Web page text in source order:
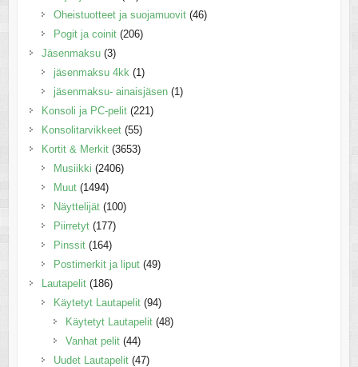
Oheistuotteet ja suojamuovit (46)
Pogit ja coinit (206)
Jäsenmaksu (3)
jäsenmaksu 4kk (1)
jäsenmaksu- ainaisjäsen (1)
Konsoli ja PC-pelit (221)
Konsolitarvikkeet (55)
Kortit & Merkit (3653)
Musiikki (2406)
Muut (1494)
Näyttelijät (100)
Piirretyt (177)
Pinssit (164)
Postimerkit ja liput (49)
Lautapelit (186)
Käytetyt Lautapelit (94)
Käytetyt Lautapelit (48)
Vanhat pelit (44)
Uudet Lautapelit (47)